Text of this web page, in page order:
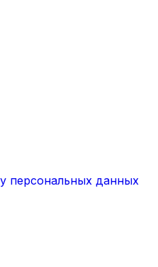
персональных данных